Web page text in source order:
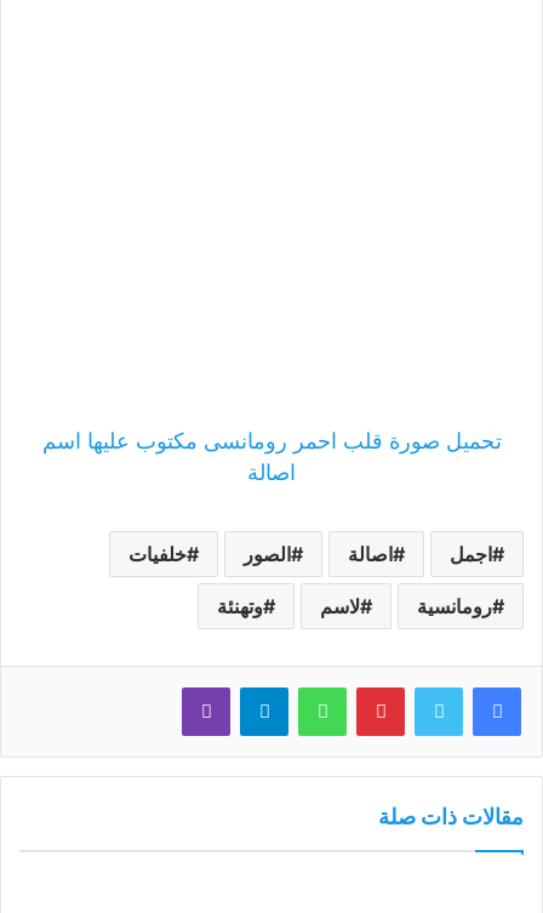
تحميل صورة قلب احمر رومانسى مكتوب عليها اسم
اصالة
اجمل اصالة الصور خلفيات
رومانسية لاسم وتهنئة
فيسبوك تويتر بينتيريستواتساب تيلقرام ڤايبر
مقالات ذات صلة